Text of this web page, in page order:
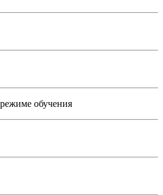
обучения